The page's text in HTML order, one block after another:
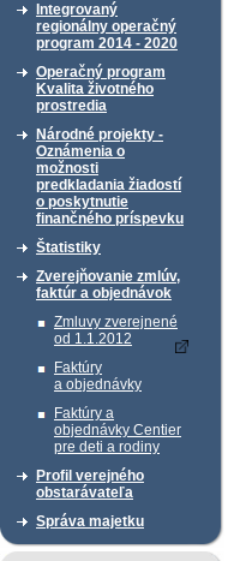
Integrovaný
regionálny operačný
program 2014 - 2020
Operačný program
Kvalita životného
prostredia
Národné projekty -
Oznámenia o
možnosti
predkladania žiadostí
o poskytnutie
finančného príspevku
Štatistiky
Zverejňovanie zmlúv,
faktúr a objednávok
Zmluvy zverejnené
od 1.1.2012
Faktúry
a objednávky
Faktúry a
objednávky Centier
pre deti a rodiny
Profil verejného
obstarávateľa
Správa majetku